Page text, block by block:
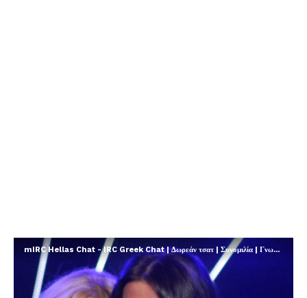
mIRC Hellas Chat - IRC Greek Chat | Δωρεάν τσατ | Συνομιλία | Γνωριμίες | FREE